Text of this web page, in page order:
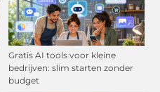
Gratis AI tools voor kleine
bedrijven: slim starten zonder
budget